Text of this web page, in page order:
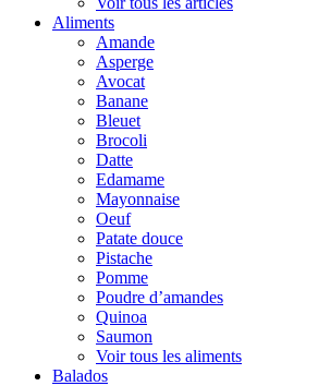
Aliments
Amande
Asperge
Avocat
Banane
Bleuet
Brocoli
Datte
Edamame
Mayonnaise
Oeuf
Patate douce
Pistache
Pomme
Poudre d’amandes
Quinoa
Saumon
Voir tous les aliments
Balados